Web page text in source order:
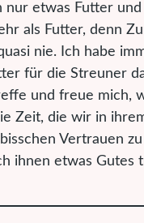
nur etwas Futter und
als Futter, denn
nie. Ich habe
für die Streuner
und freue mich,
Zeit, die wir in
Vertrauen
ihnen etwas Gutes